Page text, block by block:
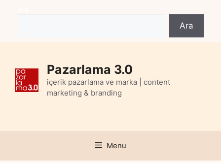
Ara
Pazarlama 3.0
içerik pazarlama ve marka | content
marketing & branding
Menu